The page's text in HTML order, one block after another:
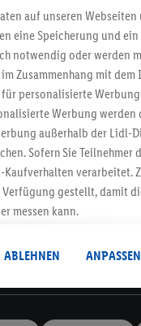
Rückgabefrist von
dein
auf unseren Webseiten
eine Speicherung und
notwendig oder werden
Zusammenhang mit dem
personalisierte
Werbung werden
außerhalb der Lidl-
Sofern Sie Teilnehmer
verarbeitet.
gestellt, damit
messen kann.
(z.B. über Ihre Nutzung
- z.B. Alter oder
hinweg
ABLEHNEN ANPASSEN